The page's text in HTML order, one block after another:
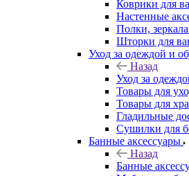
Коврики для
Настенные
Полки,
Шторки для
Уход за одеждой и
Назад
Уход за
Товары для
Товары для
Гладильные
Сушилки для
Банные аксессуары
Назад
Банные